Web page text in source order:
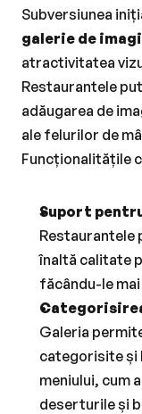
Subversiunea
galerie de
atractivitatea
Restaurantele
adăugarea de
ale felurilor de
Funcționalitățile
Suport
Restaurantele
înaltă calitate
făcându-le
Galeria
categorisite și
meniului, cum
deserturile și